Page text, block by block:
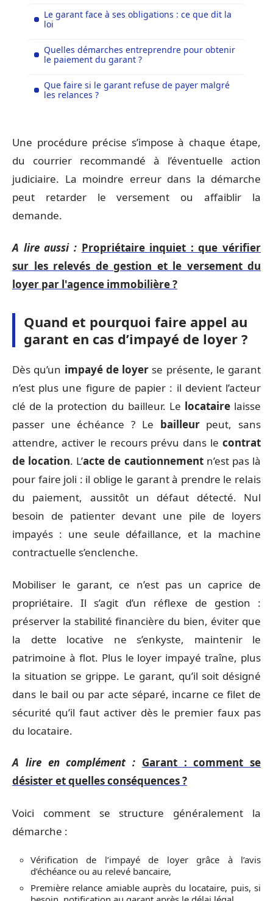
Le garant face à ses obligations : ce que dit la
loi
Quelles démarches entreprendre pour obtenir
le paiement du garant ?
Que faire si le garant refuse de payer malgré
les relances ?
Une procédure précise s’impose à chaque étape,
du courrier recommandé à l’éventuelle action
judiciaire. La moindre erreur dans la démarche
peut retarder le versement ou affaiblir la
demande.
A lire aussi : Propriétaire inquiet : que vérifier
sur les relevés de gestion et le versement du
loyer par l'agence immobilière ?
Quand et pourquoi faire appel au
garant en cas d’impayé de loyer ?
Dès qu’un impayé de loyer se présente, le garant
n’est plus une figure de papier : il devient l’acteur
clé de la protection du bailleur. Le locatairelaisse
passer une échéance ? Le bailleurpeut, sans
attendre, activer le recours prévu dans le contrat
de location. L’acte de cautionnementn’est pas là
pour faire joli : il oblige le garant à prendre le relais
du paiement, aussitôt un défaut détecté. Nul
besoin de patienter devant une pile de loyers
impayés : une seule défaillance, et la machine
contractuelle s’enclenche.
Mobiliser le garant, ce n’est pas un caprice de
propriétaire. Il s’agit d’un réflexe de gestion :
préserver la stabilité financière du bien, éviter que
la dette locative ne s’enkyste, maintenir le
patrimoine à flot. Plus le loyer impayé traîne, plus
la situation se grippe. Le garant, qu’il soit désigné
dans le bail ou par acte séparé, incarne ce filet de
sécurité qu’il faut activer dès le premier faux pas
du locataire.
A lire en complément : Garant : comment se
désister et quelles conséquences ?
Voici comment se structure généralement la
démarche :
Vérification de l’impayé de loyer grâce à l’avis
d’échéance ou au relevé bancaire,
Première relance amiable auprès du locataire, puis, si